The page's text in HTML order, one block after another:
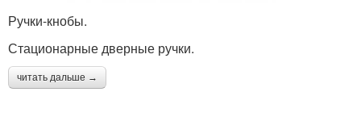
Ручки-кнобы.
Стационарные дверные ручки.
читать дальше →